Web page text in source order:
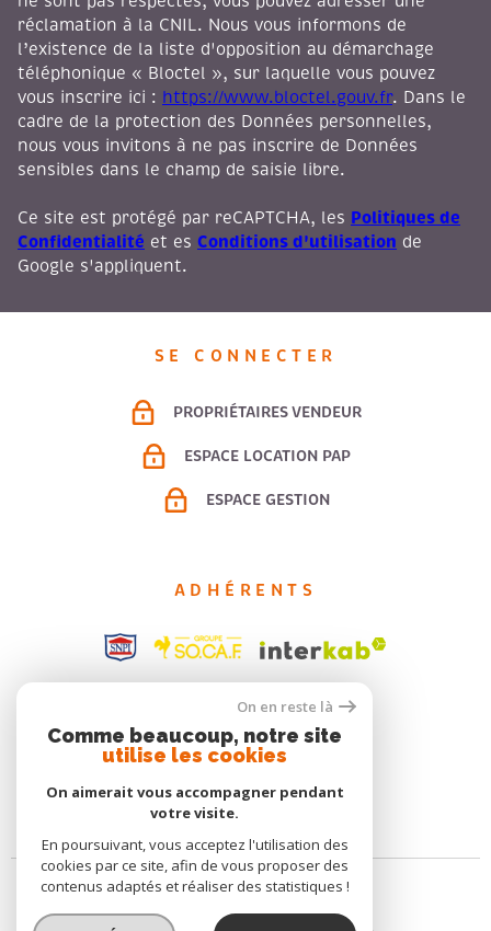
réclamation à la CNIL. Nous vous informons de
l’existence de la liste d'opposition au démarchage
téléphonique « Bloctel », sur laquelle vous pouvez
vous inscrire ici : https://www.bloctel.gouv.fr. Dans le
cadre de la protection des Données personnelles,
nous vous invitons à ne pas inscrire de Données
sensibles dans le champ de saisie libre.
Ce site est protégé par reCAPTCHA, les Politiques de
Confidentialité et es Conditions d'utilisation de
Google s'appliquent.
SE CONNECTER
PROPRIÉTAIRES VENDEUR
ESPACE LOCATION PAP
ESPACE GESTION
ADHÉRENTS
On en reste là
Comme beaucoup, notre site
utilise les cookies
On aimerait vous accompagner pendant
votre visite.
En poursuivant, vous acceptez l'utilisation des
cookies par ce site, afin de vous proposer des
contenus adaptés et réaliser des statistiques !